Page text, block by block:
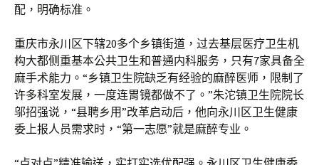
配，明确标准。
重庆市永川区下辖20多个乡镇街道，过去基层医疗卫生机
构大都侧重基本公共卫生和普通内科服务，只有7家具备全
麻手术能力。“乡镇卫生院缺乏有经验的麻醉医师，限制了
许多科室发展，一度连胃镜都做不了。”朱沱镇卫生院院长
邬招强说，“县聘乡用”改革启动后，他向永川区卫生健康
委上报人员需求时，“第一志愿”就是麻醉专业。